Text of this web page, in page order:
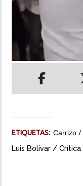
MULTIMEDIA
IMPRESO
ETIQUETAS: Carrizo
Luis Bolívar / Crítica